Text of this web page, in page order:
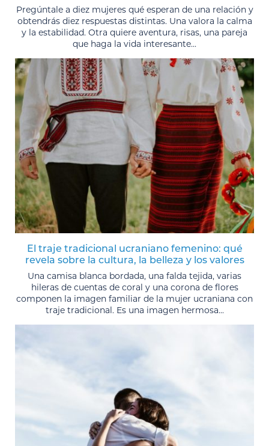
Pregúntale a diez mujeres qué esperan de una relación y
obtendrás diez respuestas distintas. Una valora la calma
y la estabilidad. Otra quiere aventura, risas, una pareja
que haga la vida interesante...
El traje tradicional ucraniano femenino: qué
revela sobre la cultura, la belleza y los valores
Una camisa blanca bordada, una falda tejida, varias
hileras de cuentas de coral y una corona de flores
componen la imagen familiar de la mujer ucraniana con
traje tradicional. Es una imagen hermosa...